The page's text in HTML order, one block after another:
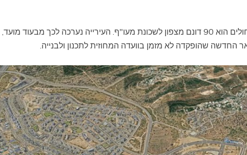
השטח המיועד להקמת בית החולים הוא 90 דונם מצפון לשכונת מעו"ף. העירייה נערכה לכך
שהופקדה לא מזמן בוועדה המחוזית לתכנון ולבנייה.